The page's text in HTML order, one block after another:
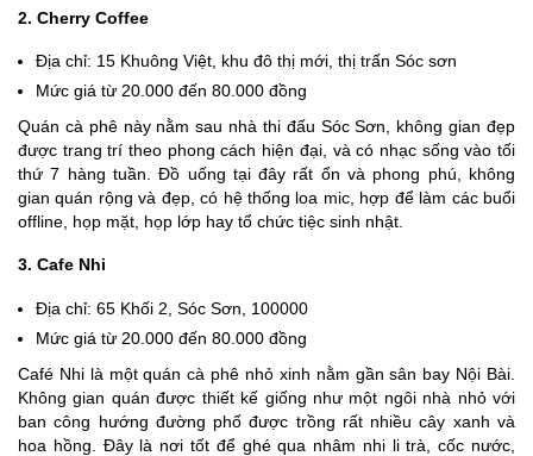
2. Cherry Coffee
Địa chỉ: 15 Khuông Việt, khu đô thị mới, thị trấn Sóc sơn
Mức giá từ 20.000 đến 80.000 đồng
Quán cà phê này nằm sau nhà thi đấu Sóc Sơn, không gian đẹp
được trang trí theo phong cách hiện đại, và có nhạc sống vào tối
thứ 7 hàng tuần. Đồ uống tại đây rất ổn và phong phú, không
gian quán rộng và đẹp, có hệ thống loa mic, hợp để làm các buổi
offline, họp mặt, họp lớp hay tổ chức tiệc sinh nhật.
3. Cafe Nhi
Địa chỉ: 65 Khối 2, Sóc Sơn, 100000
Mức giá từ 20.000 đến 80.000 đồng
Café Nhi là một quán cà phê nhỏ xinh nằm gần sân bay Nội Bài.
Không gian quán được thiết kế giống như một ngôi nhà nhỏ với
ban công hướng đường phố được trồng rất nhiều cây xanh và
hoa hồng. Đây là nơi tốt để ghé qua nhâm nhi li trà, cốc nước,